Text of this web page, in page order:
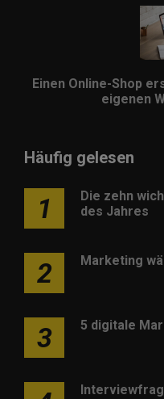
Einen Online-Shop
eigenen
Häufig gelesen
1
Die zehn
des Jahres
2 Marketing
3 5 digitale